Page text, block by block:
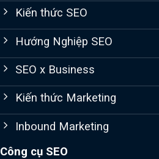
Kiến thức SEO
Hướng Nghiệp SEO
SEO x Business
Kiến thức Marketing
Inbound Marketing
Công cụ SEO